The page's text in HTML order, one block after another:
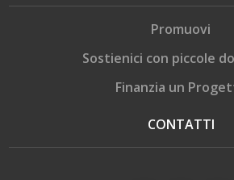
Promuovi
Sostienici con piccole
Finanzia un
CONTATTI